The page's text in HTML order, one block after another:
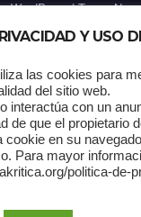
WordPress|Tema:
RK Contactos
Página de ejemplo
Y USO
las cookies para
del sitio web.
interactúa con un
de que el propietario
cookie en su
Para mayor
politica-de-